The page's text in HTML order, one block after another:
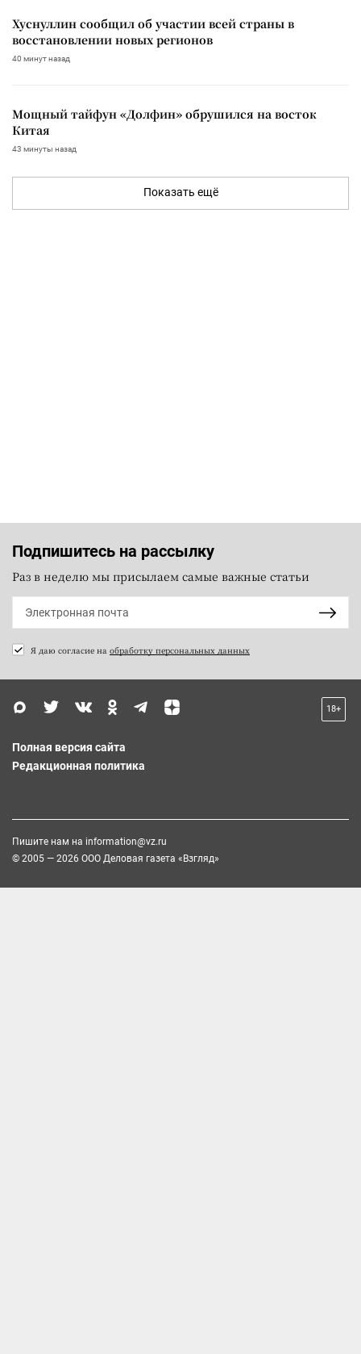
Хуснуллин сообщил об участии всей страны в
восстановлении новых регионов
40 минут назад
Мощный тайфун «Долфин» обрушился на восток
Китая
43 минуты назад
Показать ещё
Подпишитесь на рассылку
Раз в неделю мы присылаем самые важные статьи
Я даю согласие на обработку персональных данных
18+
Полная версия сайта
Редакционная политика
Пишите нам на information@vz.ru
© 2005 — 2026 ООО Деловая газета «Взгляд»